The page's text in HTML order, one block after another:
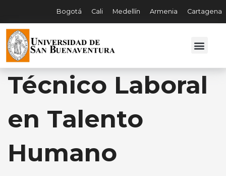
Bogotá Cali Medellín Armenia Cartagena
Técnico Laboral
en Talento
Humano